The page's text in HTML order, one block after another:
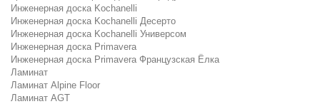
Инженерная доска Kochanelli
Инженерная доска Kochanelli Десерто
Инженерная доска Kochanelli Универсом
Инженерная доска Primavera
Инженерная доска Primavera Французская Ёлка
Ламинат
Ламинат Alpine Floor
Ламинат AGT